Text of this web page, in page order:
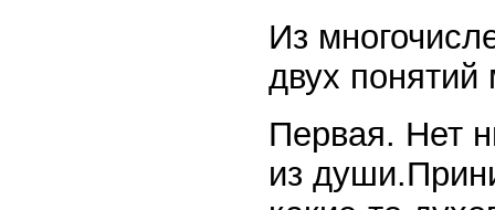
Из
двух
Первая. Нет
из